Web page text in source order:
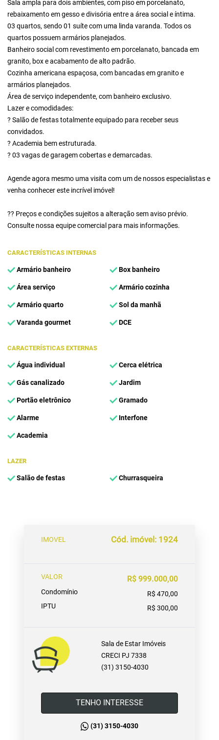
Sala ampla para dois ambientes, com piso em porcelanato,
rebaixamento em gesso e divisória entre a área social e íntima.
03 quartos, sendo 01 suíte com uma linda varanda. Todos os
quartos possuem armários planejados.
Banheiro social com revestimento em porcelanato, bancada em
granito, box e acabamento de alto padrão.
Cozinha americana espaçosa, com bancadas em granito e
armários planejados.
Área de serviço independente, com banheiro exclusivo.
Lazer e comodidades:
? Salão de festas totalmente equipado para receber seus
convidados.
? Academia bem estruturada.
? 03 vagas de garagem cobertas e demarcadas.
Agende agora mesmo uma visita com um de nossos especialistas e
venha conhecer este incrível imóvel!
?? Preços e condições sujeitos a alteração sem aviso prévio.
Consulte nossa equipe comercial para mais informações.
CARACTERÍSTICAS INTERNAS
Armário banheiro Box banheiro
Área serviço Armário cozinha
Armário quarto Sol da manhã
Varanda gourmet DCE
CARACTERÍSTICAS EXTERNAS
Água individual Cerca elétrica
Gás canalizado Jardim
Portão eletrônico Gramado
Alarme Interfone
Academia
LAZER
Salão de festas Churrasqueira
IMOVEL Cód. imóvel: 1924
VALOR R$ 999.000,00
Condomínio
R$ 470,00
IPTU
R$ 300,00
Sala de Estar Imóveis
CRECI PJ 7338
(31) 3150-4030
TENHO INTERESSE
(31) 3150-4030